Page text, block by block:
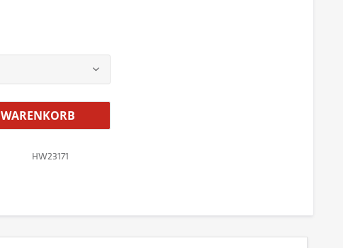
WARENKORB
HW23171